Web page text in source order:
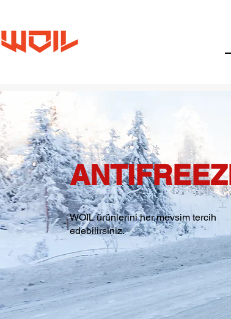
WOIL ürünlerini her mevsim tercih
edebilirsiniz.